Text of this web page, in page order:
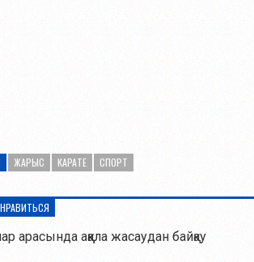
ЖАРЫС КАРАТЕ СПОРТ
арасында аққала жасаудан байқау